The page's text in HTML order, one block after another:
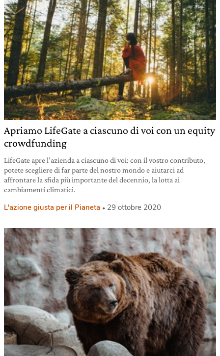
Apriamo LifeGate a ciascuno di voi con un equity
crowdfunding
LifeGate apre l’azienda a ciascuno di voi: con il vostro contributo,
potete scegliere di far parte del nostro mondo e aiutarci ad
affrontare la sfida più importante del decennio, la lotta ai
cambiamenti climatici.
L'azione giusta per il Pianeta 29 ottobre 2020